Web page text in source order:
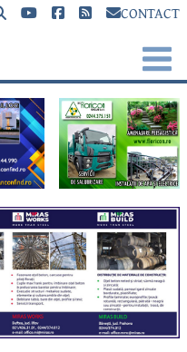
CONTACT